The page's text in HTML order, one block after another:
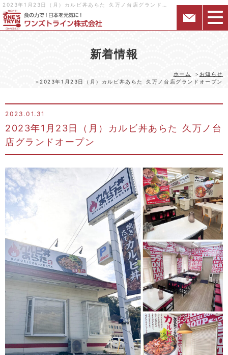
新着情報
ホーム
お知らせ
2023年1月23日（月）カルビ丼あらた 久万ノ台店グランドオープン
2023.01.31
2023年1月23日（月）カルビ丼あらた 久万ノ台
店グランドオープン